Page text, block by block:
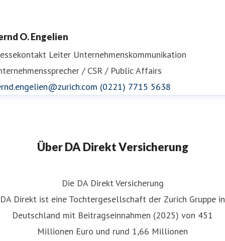
O. Engelien
Leiter Unternehmenskommunikation
/ CSR / Public Affairs
(0221) 7715 5638
Über DA Direkt Versicherung
Die DA Direkt Versicherung
DA Direkt ist eine Tochtergesellschaft der Zurich Gruppe in
Deutschland mit Beitragseinnahmen (2025) von 451
Millionen Euro und rund 1,66 Millionen